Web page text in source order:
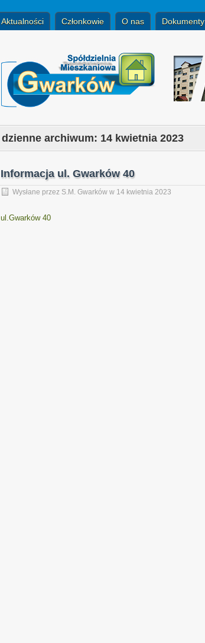
Aktualności Członkowie O nas Dokumenty
dzienne archiwum: 14 kwietnia 2023
Informacja ul. Gwarków 40
Wysłane przez S.M. Gwarków w 14 kwietnia 2023
ul.Gwarków 40